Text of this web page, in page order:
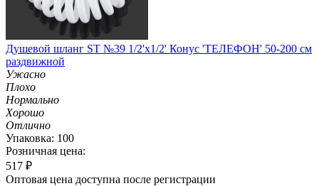
Душевой шланг ST №39 1/2'х1/2' Конус 'ТЕЛЕФОН' 50-200 см
раздвижной
Ужасно
Плохо
Нормально
Хорошо
Отлично
Упаковка: 100
Розничная цена:
517 ₽
Оптовая цена доступна после регистрации